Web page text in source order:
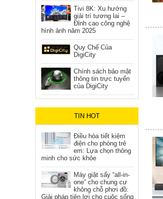
Tivi 8K: Xu hướng
giải trí tương lai –
Đỉnh cao công nghệ
hình ảnh năm 2025
Quy Chế Của
DigiCity
Chính sách bảo mật
thông tin trực tuyến
của DigiCity
TIN HOT
Điều hòa tiết kiệm
điện cho phòng trẻ
em: Lựa chọn thông
minh cho sức khỏe
Máy giặt sấy “all-in-
one” cho chung cư
không chỗ phơi đồ:
Giải pháp tiện lợi cho cuộc sống